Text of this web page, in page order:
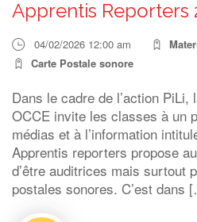
Apprentis Reporters
04/02/2026 12:00 am
Carte Postale sonore
Dans le cadre de l’action PiLi,
OCCE invite les classes à un
médias et à l’information
Apprentis reporters propose
d’être auditrices mais surtout
postales sonores. C’est dans